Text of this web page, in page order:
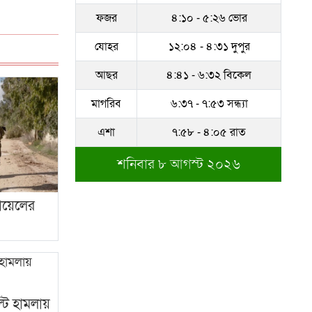
হামলায়
সম্পদের পাহাড় গড়েছেন
নকল নবিশ আতাউর রহমান
অবশেষে বরখাস্ত রাজউকের
শফিউল্লাহ বাবু
১৮ জুলাই সব মোবাইল
গ্রাহকরা পাবেন ১ জিবি ফ্রি
শেরে বাংলা বালিকা
ফজর
৪:১০ - ৫:২৬ ভোর
যোহর
১২:০৪ - ৪:৩১ দুপুর
আছর
৪:৪১ - ৬:৩২ বিকেল
মাগরিব
৬:৩৭ - ৭:৫৩ সন্ধ্যা
এশা
৭:৫৮ - ৪:০৫ রাত
শনিবার ৮ আগস্ট ২০২৬